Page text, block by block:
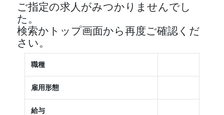
ご指定の求人がみつかりませんでし
た。
検索かトップ画面から再度ご確認くだ
さい。
職種
雇用形態
給与